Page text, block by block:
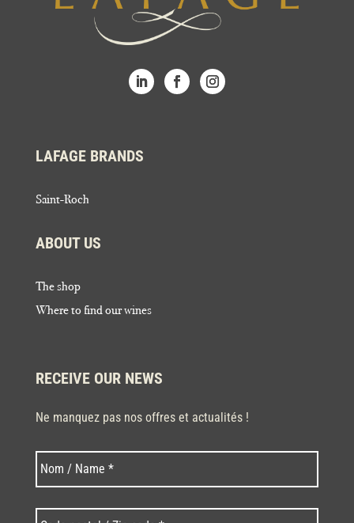
LAFAGE BRANDS
Saint-Roch
ABOUT US
The shop
Where to find our wines
RECEIVE OUR NEWS
Ne manquez pas nos offres et actualités !
Nom * Last